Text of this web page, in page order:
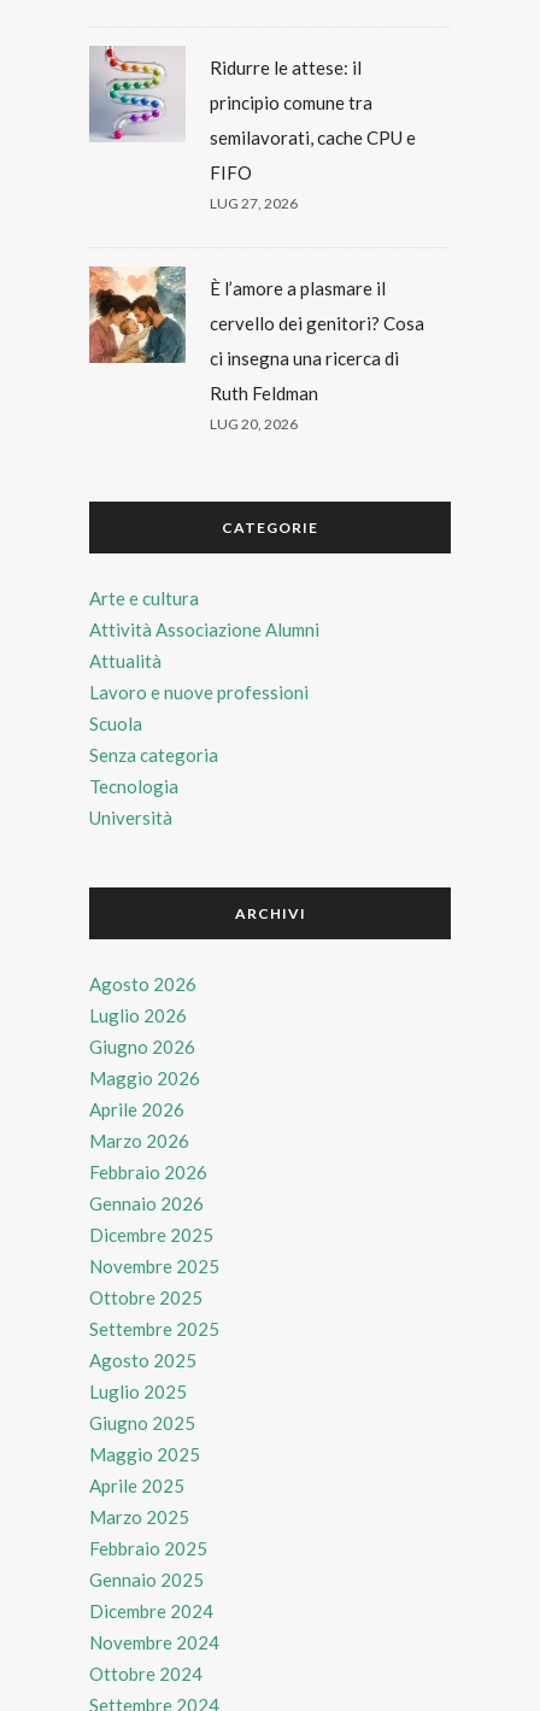
Ridurre le attese: il
principio comune tra
semilavorati, cache CPU e
FIFO
LUG 27, 2026
È l’amore a plasmare il
cervello dei genitori? Cosa
ci insegna una ricerca di
Ruth Feldman
LUG 20, 2026
CATEGORIE
Arte e cultura
Attività Associazione Alumni
Attualità
Lavoro e nuove professioni
Scuola
Senza categoria
Tecnologia
Università
ARCHIVI
Agosto 2026
Luglio 2026
Giugno 2026
Maggio 2026
Aprile 2026
Marzo 2026
Febbraio 2026
Gennaio 2026
Dicembre 2025
Novembre 2025
Ottobre 2025
Settembre 2025
Agosto 2025
Luglio 2025
Giugno 2025
Maggio 2025
Aprile 2025
Marzo 2025
Febbraio 2025
Gennaio 2025
Dicembre 2024
Novembre 2024
Ottobre 2024
Settembre 2024